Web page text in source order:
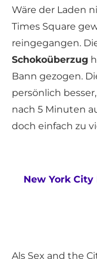
Wäre der Laden
Times Square
reingegangen.
Schokoüberzug
Bann gezogen.
persönlich
nach 5 Minuten
doch einfach zu
New York City
Als Sex and the